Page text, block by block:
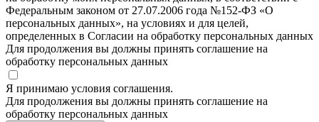
Федеральным законом от 27.07.2006 года №152-ФЗ «О
персональных данных», на условиях и для целей,
определенных в Согласии на обработку персональных данных
Для продолжения вы должны принять соглашение на
обработку персональных данных
Я принимаю условия соглашения.
Для продолжения вы должны принять соглашение на
обработку персональных данных